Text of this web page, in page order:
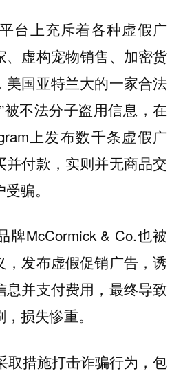
台上充斥着各种虚假广
、虚构宠物销售、加密货
美国亚特兰大的一家合法
被不法分子盗用信息，在
上发布数千条虚假广
并付款，实则并无商品交
骗。
牌McCormick & Co.也被
，发布虚假促销广告，诱
息并支付费用，最终导致
损失惨重。
取措施打击诈骗行为，包